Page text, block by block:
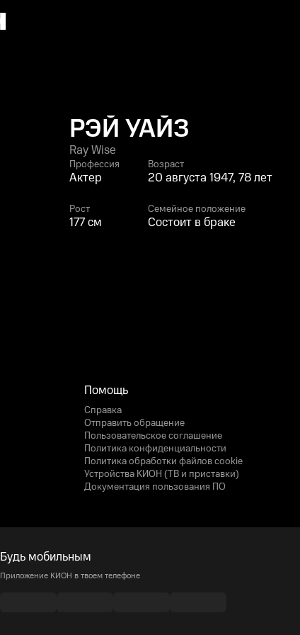
РЭЙ УАЙЗ
Ray Wise
Профессия
Актер
Возраст
20 августа 1947, 78 лет
Рост
177 см
Семейное положение
Состоит в браке
Помощь
Справка
Отправить обращение
Пользовательское соглашение
Политика конфиденциальности
Политика обработки файлов cookie
Устройства КИОН (ТВ и приставки)
Документация пользования ПО
Будь мобильным
Приложение КИОН в твоем телефоне